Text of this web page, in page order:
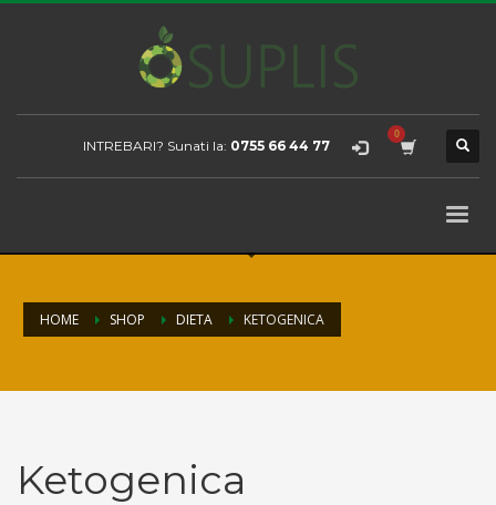
INTREBARI? Sunati la: 0755 66 44 77
HOME SHOP DIETA KETOGENICA
Ketogenica